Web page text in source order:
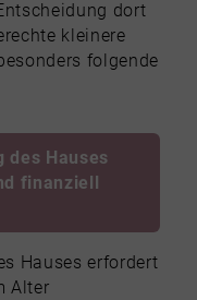
dort
kleinere
folgende
des Hauses
finanziell
Hauses erfordert
Alter